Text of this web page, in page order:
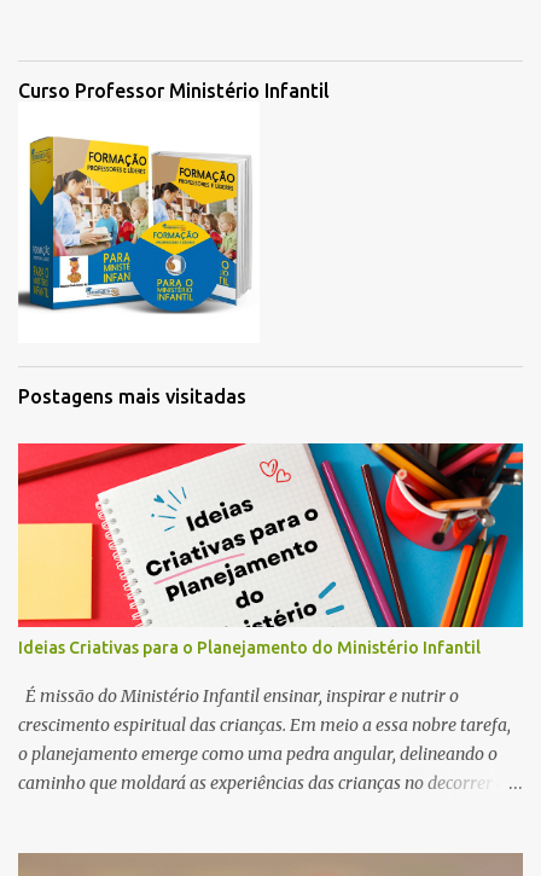
Curso Professor Ministério Infantil
Postagens mais visitadas
Ideias Criativas para o Planejamento do Ministério Infantil
É missão do Ministério Infantil ensinar, inspirar e nutrir o
crescimento espiritual das crianças. Em meio a essa nobre tarefa,
o planejamento emerge como uma pedra angular, delineando o
caminho que moldará as experiências das crianças no decorrer do